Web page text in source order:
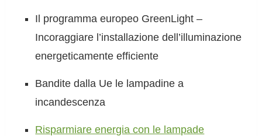
Il programma europeo GreenLight –
Incoraggiare l’installazione dell’illuminazione
energeticamente efficiente
Bandite dalla Ue le lampadine a
incandescenza
Risparmiare energia con le lampade